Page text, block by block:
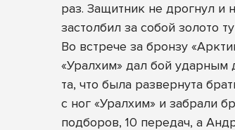
раз. Защитник не дрогнул и
застолбил за собой золото
Во встрече за бронзу
«Уралхим» дал бой ударным
та, что была развернута
с ног «Уралхим» и забрали
подборов, 10 передач, а